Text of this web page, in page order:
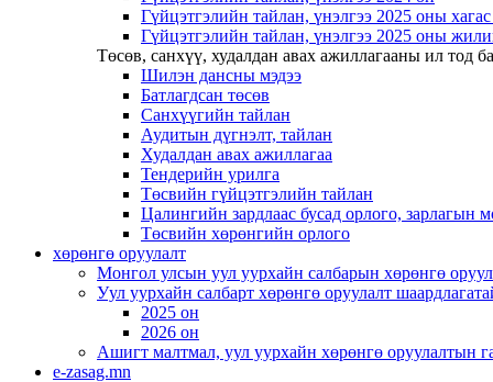
Гүйцэтгэлийн тайлан, үнэлгээ 2025 оны
Гүйцэтгэлийн тайлан, үнэлгээ 2025 оны
Төсөв, санхүү, худалдан авах ажиллагааны ил тод
Шилэн дансны мэдээ
Батлагдсан төсөв
Санхүүгийн тайлан
Аудитын дүгнэлт, тайлан
Худалдан авах ажиллагаа
Тендерийн урилга
Төсвийн гүйцэтгэлийн тайлан
Цалингийн зардлаас бусад орлого, зарлагын
Төсвийн хөрөнгийн орлого
хөрөнгө оруулалт
Монгол улсын уул уурхайн салбарын хөрөнгө
Уул уурхайн салбарт хөрөнгө оруулалт
2025 он
2026 он
Ашигт малтмал, уул уурхайн хөрөнгө оруулалтын
e-zasag.mn